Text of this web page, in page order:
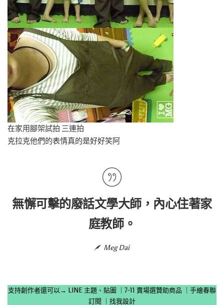
在家用腳架試拍 三連拍
克拉克他們的表情真的是好好笑阿
無懈可擊的廢話文學大師，內心住著家
庭教師。
Meg Dai
支持創作者還可以→ LINE 主題、貼圖 7-11 賣場選贊助商品
手繪春聯
訂閱
找我設計